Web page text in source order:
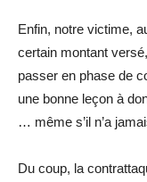
Enfin, notre victime,
certain montant
passer en phase de
une bonne leçon à
… même s’il n’a
Du coup, la